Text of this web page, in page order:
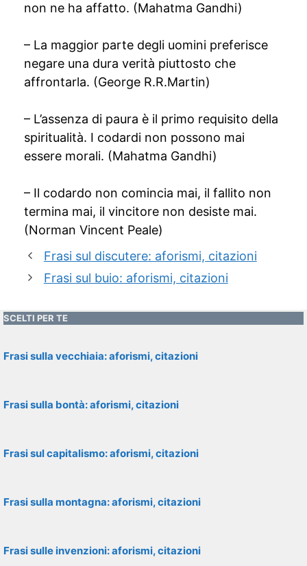
non ne ha affatto. (Mahatma Gandhi)
– La maggior parte degli uomini preferisce
negare una dura verità piuttosto che
affrontarla. (George R.R.Martin)
– L’assenza di paura è il primo requisito della
spiritualità. I codardi non possono mai
essere morali. (Mahatma Gandhi)
– Il codardo non comincia mai, il fallito non
termina mai, il vincitore non desiste mai.
(Norman Vincent Peale)
Frasi sul discutere: aforismi, citazioni
Frasi sul buio: aforismi, citazioni
SCELTI PER TE
Frasi sulla vecchiaia: aforismi, citazioni
Frasi sulla bontà: aforismi, citazioni
Frasi sul capitalismo: aforismi, citazioni
Frasi sulla montagna: aforismi, citazioni
Frasi sulle invenzioni: aforismi, citazioni